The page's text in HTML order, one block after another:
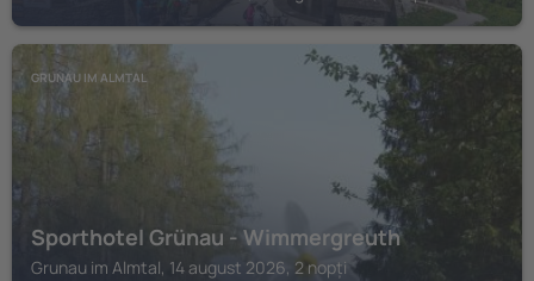
GRUNAU IM ALMTAL
Sporthotel Grünau - Wimmergreuth
Grunau im Almtal, 14 august 2026, 2 nopți